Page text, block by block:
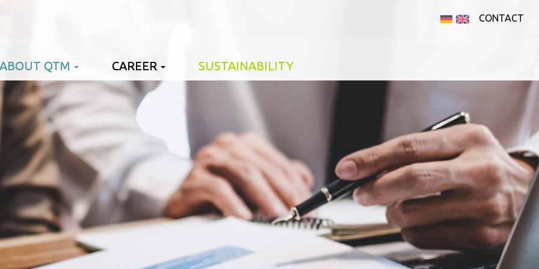
CONTACT
ABOUT QTM CAREER SUSTAINABILITY